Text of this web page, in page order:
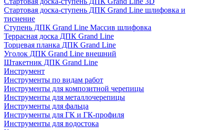
Стартовая доска-ступень ДПК Grand Line шлифовка и
тиснение
Ступень ДПК Grand Line Массив шлифовка
Террасная доска ДПК Grand Line
Торцевая планка ДПК Grand Line
Уголок ДПК Grand Line внешний
Штакетник ДПК Grand Line
Инструмент
Инструменты по видам работ
Инструменты для композитной черепицы
Инструменты для металлочерепицы
Инструменты для фальца
Инструменты для ГК и ГК-профиля
Инструменты для водостока